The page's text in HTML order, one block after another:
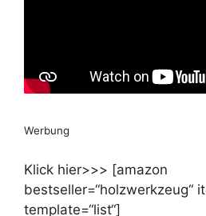
Werbung
Klick hier>>> [amazon
bestseller=“holzwerkzeug“
template=“list“]